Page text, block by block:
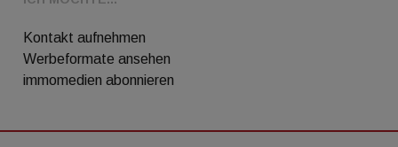
Kontakt aufnehmen
Werbeformate ansehen
immomedien abonnieren